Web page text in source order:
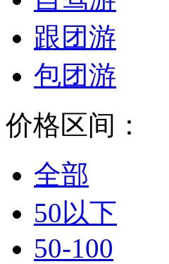
跟团游
包团游
价格区间：
全部
50以下
50-100